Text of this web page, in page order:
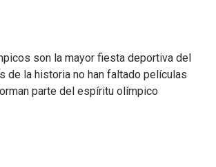
son la mayor fiesta deportiva del
de la historia no han faltado películas
parte del espíritu olímpico